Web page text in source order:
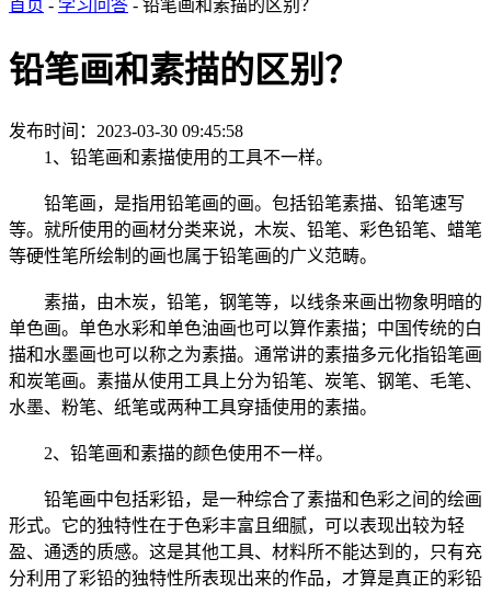
首页 - 学习问答 - 铅笔画和素描的区别？
铅笔画和素描的区别？
发布时间：2023-03-30 09:45:58
1、铅笔画和素描使用的工具不一样。
铅笔画，是指用铅笔画的画。包括铅笔素描、铅笔速写
等。就所使用的画材分类来说，木炭、铅笔、彩色铅笔、蜡笔
等硬性笔所绘制的画也属于铅笔画的广义范畴。
素描，由木炭，铅笔，钢笔等，以线条来画出物象明暗的
单色画。单色水彩和单色油画也可以算作素描；中国传统的白
描和水墨画也可以称之为素描。通常讲的素描多元化指铅笔画
和炭笔画。素描从使用工具上分为铅笔、炭笔、钢笔、毛笔、
水墨、粉笔、纸笔或两种工具穿插使用的素描。
2、铅笔画和素描的颜色使用不一样。
铅笔画中包括彩铅，是一种综合了素描和色彩之间的绘画
形式。它的独特性在于色彩丰富且细腻，可以表现出较为轻
盈、通透的质感。这是其他工具、材料所不能达到的，只有充
分利用了彩铅的独特性所表现出来的作品，才算是真正的彩铅